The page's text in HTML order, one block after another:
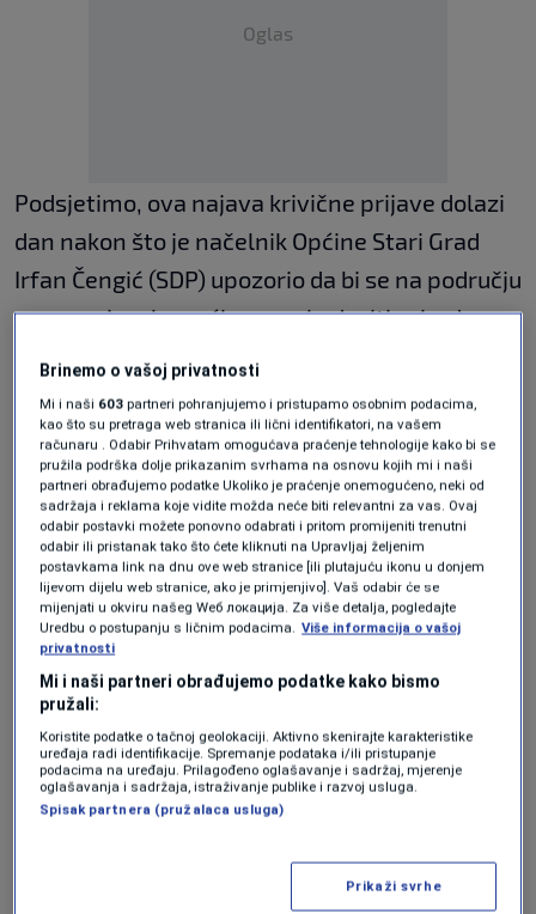
Oglas
Podsjetimo, ova najava krivične prijave dolazi
dan nakon što je načelnik Općine Stari Grad
Irfan Čengić (SDP) upozorio da bi se na području
ove sarajevske općine mogla desiti prirodne
katastrofa poput one u Jablanici gdje su
poginuli ljudi, a drugi ostali bez krova nad
glavom u strašnim poplavama i klizištima.
Čengić je dodao da bi zbog odlaganja otpada u
Bistričkom potoku na Trebeviću uslijed
izgradnje zgrade Trebević Hills moglo doći do
istog scenarija.
"Dugogodišnji problem koji je prouzrokovan
prije svega nemarom građevinske operative,
opštinskih vlasti u Istočnom Starom Gradu su
uzrokovali tome da se značajno ugrozi
kantona. U toku sutrašnjeg dana pripremit
Brinemo o vašoj privatnosti
Mi i naši 603 partneri pohranjujemo i pristupamo osobnim podacima,
kao što su pretraga web stranica ili lični identifikatori, na vašem
računaru . Odabir Prihvatam omogućava praćenje tehnologije kako bi se
pružila podrška dolje prikazanim svrhama na osnovu kojih mi i naši
partneri obrađujemo podatke Ukoliko je praćenje onemogućeno, neki od
sadržaja i reklama koje vidite možda neće biti relevantni za vas. Ovaj
odabir postavki možete ponovno odabrati i pritom promijeniti trenutni
odabir ili pristanak tako što ćete kliknuti na Upravljaj željenim
postavkama link na dnu ove web stranice [ili plutajuću ikonu u donjem
lijevom dijelu web stranice, ako je primjenjivo]. Vaš odabir će se
mijenjati u okviru našeg Wеб локација. Za više detalja, pogledajte
Uredbu o postupanju s ličnim podacima. Više informacija o vašoj
privatnosti
Mi i naši partneri obrađujemo podatke kako bismo
pružali:
Koristite podatke o tačnoj geolokaciji. Aktivno skenirajte karakteristike
uređaja radi identifikacije. Spremanje podataka i/ili pristupanje
podacima na uređaju. Prilagođeno oglašavanje i sadržaj, mjerenje
oglašavanja i sadržaja, istraživanje publike i razvoj usluga.
Spisak partnera (pružalaca usluga)
Prikaži svrhe